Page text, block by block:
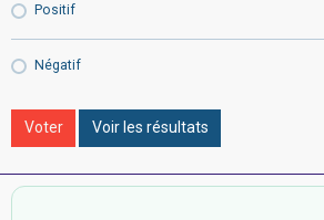
Positif
Négatif
Voter Voir les résultats